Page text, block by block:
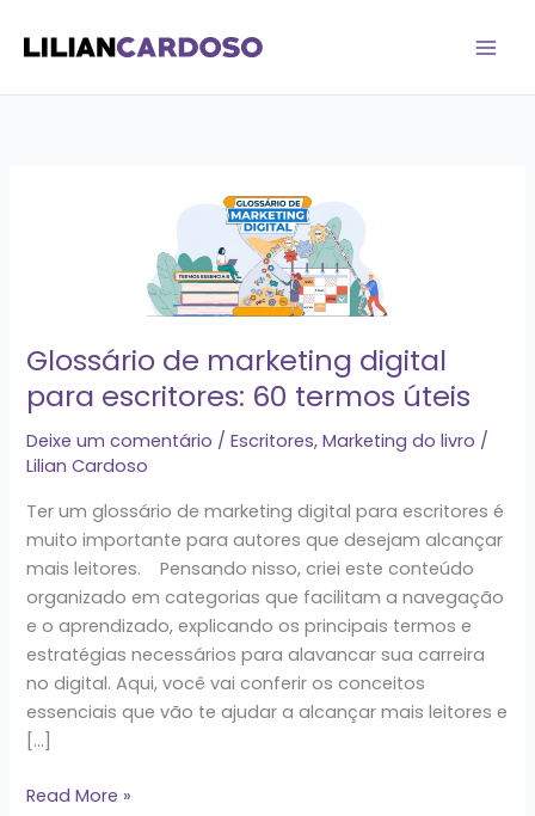
para
conteúdo
Glossário de marketing digital
para escritores: 60 termos úteis
Deixe um comentário /Escritores,Marketing do livro /
Lilian Cardoso
Ter um glossário de marketing digital para escritores é
muito importante para autores que desejam alcançar
mais leitores. Pensando nisso, criei este conteúdo
organizado em categorias que facilitam a navegação
e o aprendizado, explicando os principais termos e
estratégias necessários para alavancar sua carreira
no digital. Aqui, você vai conferir os conceitos
essenciais que vão te ajudar a alcançar mais leitores e
[…]
para escritores:
60
termos
úteis
Read More »